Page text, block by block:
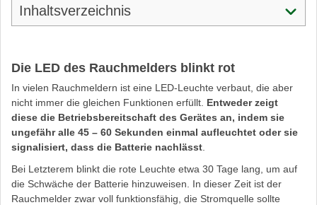
Inhaltsverzeichnis
Die LED des Rauchmelders blinkt rot
In vielen Rauchmeldern ist eine LED-Leuchte verbaut, die aber
nicht immer die gleichen Funktionen erfüllt. Entweder zeigt
diese die Betriebsbereitschaft des Gerätes an, indem sie
ungefähr alle 45 – 60 Sekunden einmal aufleuchtet oder sie
signalisiert, dass die Batterie nachlässt
Bei Letzterem blinkt die rote Leuchte etwa 30 Tage lang, um auf
die Schwäche der Batterie hinzuweisen. In dieser Zeit ist der
Rauchmelder zwar voll funktionsfähig, die Stromquelle sollte